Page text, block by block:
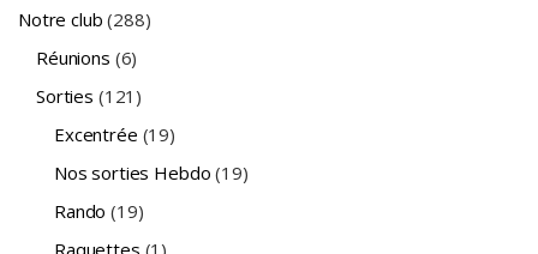
Notre club (288)
Réunions (6)
Sorties (121)
Excentrée (19)
Nos sorties Hebdo (19)
Rando (19)
Raquettes (1)